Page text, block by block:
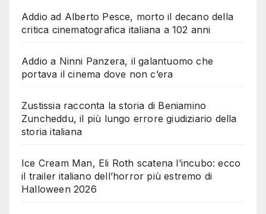
Addio ad Alberto Pesce, morto il decano della
critica cinematografica italiana a 102 anni
Addio a Ninni Panzera, il galantuomo che
portava il cinema dove non c’era
Zustissia racconta la storia di Beniamino
Zuncheddu, il più lungo errore giudiziario della
storia italiana
Ice Cream Man, Eli Roth scatena l’incubo: ecco
il trailer italiano dell’horror più estremo di
Halloween 2026